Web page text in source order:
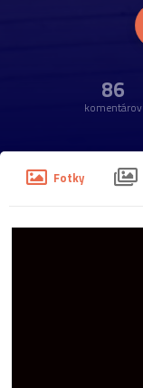
86
komentárov
Fotky